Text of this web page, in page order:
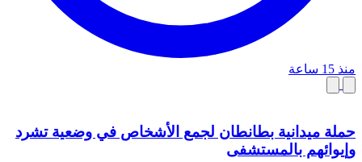
منذ 15 ساعة
حملة ميدانية بطانطان لجمع الأشخاص في وضعية تشرد
وإيوائهم بالمستشفى